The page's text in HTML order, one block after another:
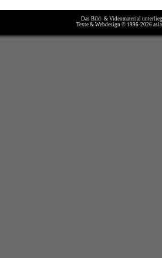
Das Bild- & Videomaterial
Texte & Webdesign © 1996-2026